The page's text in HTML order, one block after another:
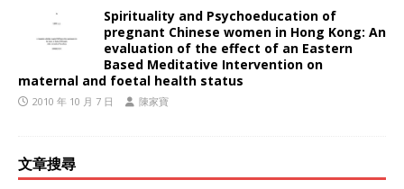
Spirituality and Psychoeducation of
pregnant Chinese women in Hong Kong: An
evaluation of the effect of an Eastern
Based Meditative Intervention on
maternal and foetal health status
2010 年 10 月 7 日 陳家寶
文章搜尋